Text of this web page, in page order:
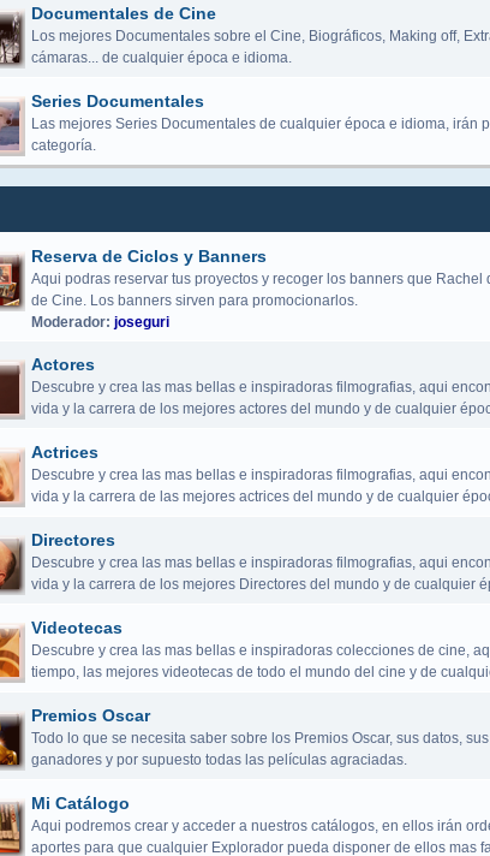
Documentales de Cine
Los mejores Documentales sobre el Cine, Biográficos, Making off,
cámaras... de cualquier época e idioma.
Series Documentales
Las mejores Series Documentales de cualquier época e idioma, irán
categoría.
Reserva de Ciclos y Banners
Aqui podras reservar tus proyectos y recoger los banners que Rachel
de Cine. Los banners sirven para promocionarlos.
Moderador: joseguri
Actores
Descubre y crea las mas bellas e inspiradoras filmografias, aqui
vida y la carrera de los mejores actores del mundo y de cualquier
Actrices
Descubre y crea las mas bellas e inspiradoras filmografias, aqui
vida y la carrera de las mejores actrices del mundo y de cualquier
Directores
Descubre y crea las mas bellas e inspiradoras filmografias, aqui
vida y la carrera de los mejores Directores del mundo y de cualquier
Videotecas
Descubre y crea las mas bellas e inspiradoras colecciones de cine,
tiempo, las mejores videotecas de todo el mundo del cine y de
Premios Oscar
Todo lo que se necesita saber sobre los Premios Oscar, sus datos,
ganadores y por supuesto todas las películas agraciadas.
Mi Catálogo
Aqui podremos crear y acceder a nuestros catálogos, en ellos irán
aportes para que cualquier Explorador pueda disponer de ellos mas